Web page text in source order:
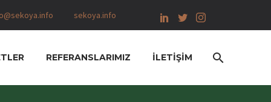
sekoya.info
REFERANSLARIMIZ İLETIŞIM